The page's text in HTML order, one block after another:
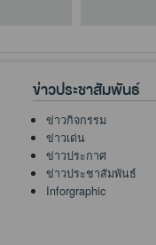
ข่าวประชาสัมพันธ์
ข่าวกิจกรรม
ข่าวเด่น
ข่าวประกาศ
ข่าวประชาสัมพันธ์
Inforgraphic